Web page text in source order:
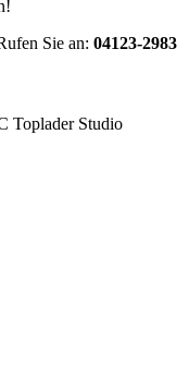
Sie an: 04123-2983
Toplader Studio